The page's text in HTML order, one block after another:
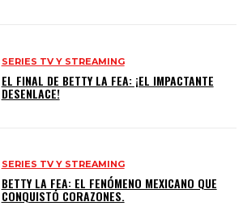
SERIES TV Y STREAMING
EL FINAL DE BETTY LA FEA: ¡EL IMPACTANTE
DESENLACE!
SERIES TV Y STREAMING
BETTY LA FEA: EL FENÓMENO MEXICANO QUE
CONQUISTÓ CORAZONES.